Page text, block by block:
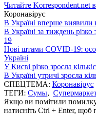
Читайте Korrespondent.net
Коронавірус
В Україні вперше виявили
В Україні за тиждень
19
Нові штами COVID-19:
Україні
У Києві різко зросла
В Україні утричі зросла
СПЕЦТЕМА: Коронавірус
ТЕГИ: Сумы,
Якщо ви помітили помилку,
натисніть Ctrl + Enter, щоб